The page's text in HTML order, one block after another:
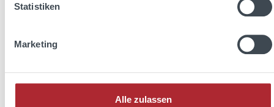
Statistiken
Marketing
Alle zulassen
Preise inkl. MwSt. zzgl. Versandkosten